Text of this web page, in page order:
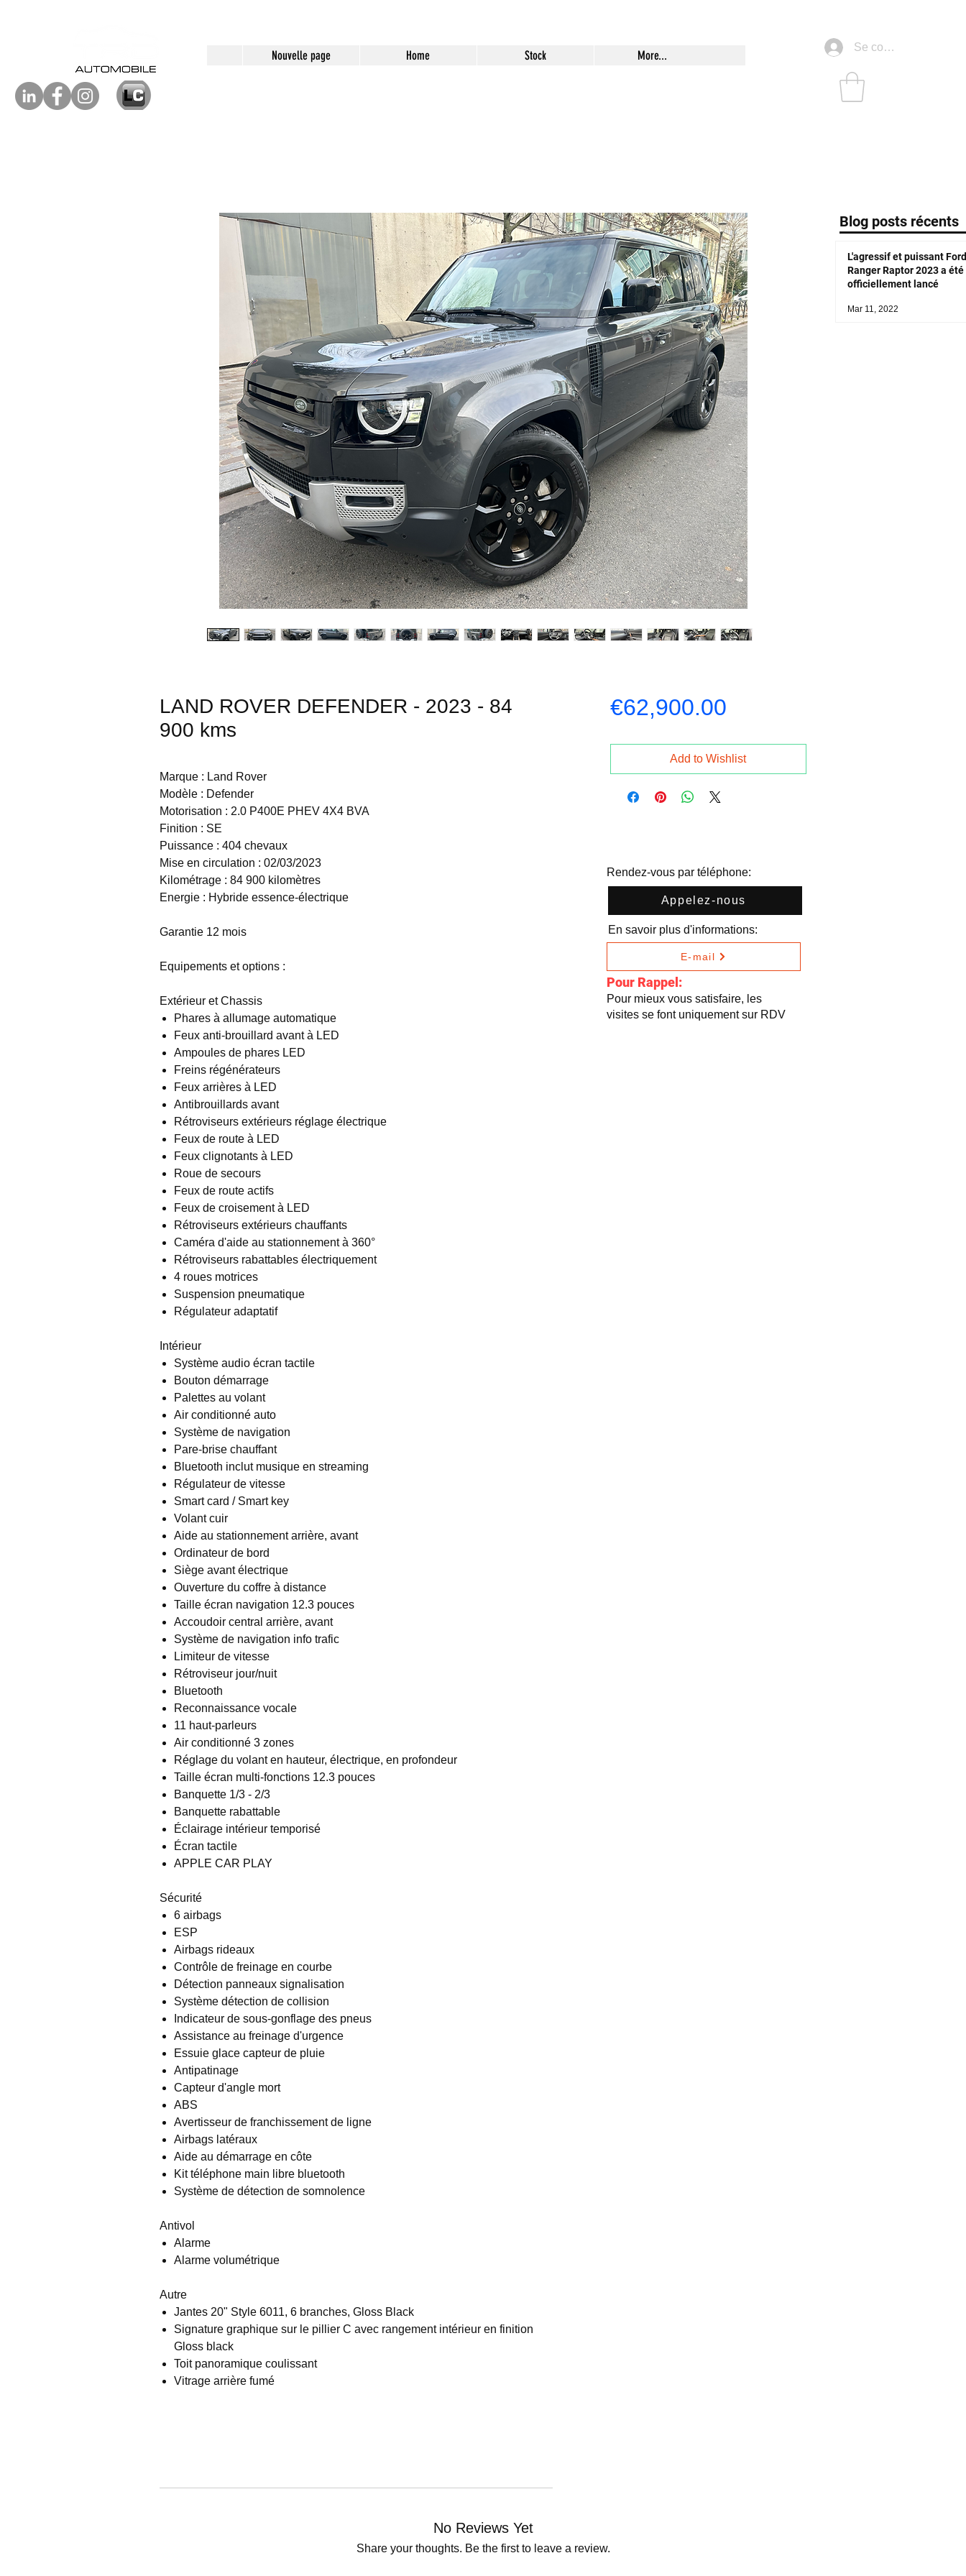
Nouvelle page Home Stock More...
Se connecter
LAND ROVER DEFENDER - 2023 - 84
900 kms
Marque : Land Rover
Modèle : Defender
Motorisation : 2.0 P400E PHEV 4X4 BVA
Finition : SE
Puissance : 404 chevaux
Mise en circulation : 02/03/2023
Kilométrage : 84 900 kilomètres
Energie : Hybride essence-électrique
Garantie 12 mois
Equipements et options :
Extérieur et Chassis
Phares à allumage automatique
Feux anti-brouillard avant à LED
Ampoules de phares LED
Freins régénérateurs
Feux arrières à LED
Antibrouillards avant
Rétroviseurs extérieurs réglage électrique
Feux de route à LED
Feux clignotants à LED
Roue de secours
Feux de route actifs
Feux de croisement à LED
Rétroviseurs extérieurs chauffants
Caméra d'aide au stationnement à 360°
Rétroviseurs rabattables électriquement
4 roues motrices
Suspension pneumatique
Régulateur adaptatif
Intérieur
Système audio écran tactile
Bouton démarrage
Palettes au volant
Air conditionné auto
Système de navigation
Pare-brise chauffant
Bluetooth inclut musique en streaming
Régulateur de vitesse
Smart card / Smart key
Volant cuir
Aide au stationnement arrière, avant
Ordinateur de bord
Siège avant électrique
Ouverture du coffre à distance
Taille écran navigation 12.3 pouces
Accoudoir central arrière, avant
Système de navigation info trafic
Limiteur de vitesse
Rétroviseur jour/nuit
Bluetooth
Reconnaissance vocale
11 haut-parleurs
Air conditionné 3 zones
Réglage du volant en hauteur, électrique, en profondeur
Taille écran multi-fonctions 12.3 pouces
Banquette 1/3 - 2/3
Banquette rabattable
Éclairage intérieur temporisé
Écran tactile
APPLE CAR PLAY
Sécurité
6 airbags
ESP
Airbags rideaux
Contrôle de freinage en courbe
Détection panneaux signalisation
Système détection de collision
Indicateur de sous-gonflage des pneus
Assistance au freinage d'urgence
Essuie glace capteur de pluie
Antipatinage
Capteur d'angle mort
ABS
Avertisseur de franchissement de ligne
Airbags latéraux
Aide au démarrage en côte
Kit téléphone main libre bluetooth
Système de détection de somnolence
Antivol
Alarme
Alarme volumétrique
Autre
Jantes 20" Style 6011, 6 branches, Gloss Black
Signature graphique sur le pillier C avec rangement intérieur en finition
Gloss black
Toit panoramique coulissant
Vitrage arrière fumé
€62,900.00Price
Add to Wishlist
No Reviews Yet
Share your thoughts. Be the first to leave a review.
Rendez-vous par téléphone:
Appelez-nous
En savoir plus d'informations:
E-mail
Pour Rappel:
Pour mieux vous satisfaire, les
visites se font uniquement sur RDV
Blog posts récents
L'agressif et puissant Ford
Ranger Raptor 2023 a été
officiellement lancé
Mar 11, 2022